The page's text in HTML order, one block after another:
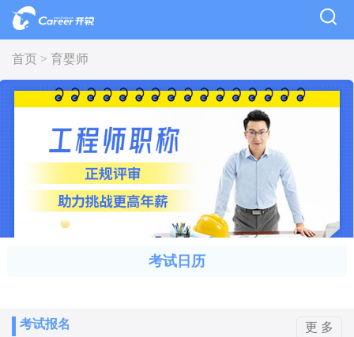
首页 > 育婴师
考试日历
考试报名 更 多